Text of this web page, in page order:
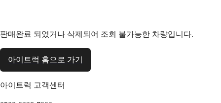
판매완료 되었거나 삭제되어 조회 불가능한 차량입니다.
아이트럭 홈으로 가기
아이트럭 고객센터